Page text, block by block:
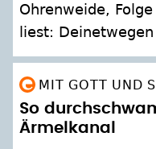
Ohrenweide,
liest:
MIT GOTT UND
So
Ärmelkanal